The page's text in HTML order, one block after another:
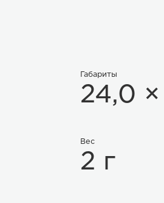
Габариты
24,0
Вес
2 г